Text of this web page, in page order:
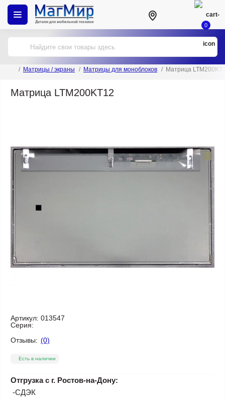
0
Матрицы / экраны Матрицы для моноблоков Матрица
Матрица LTM200KT12
Артикул: 013547
Серия:
Отзывы: (0)
Есть в наличии
Отгрузка с г. Ростов-на-Дону:
-СДЭК